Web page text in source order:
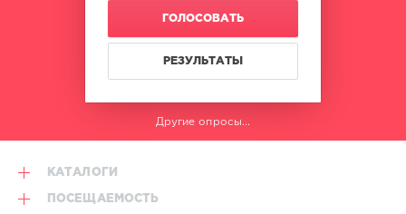
ГОЛОСОВАТЬ
РЕЗУЛЬТАТЫ
Другие опросы...
КАТАЛОГИ
ПОСЕЩАЕМОСТЬ